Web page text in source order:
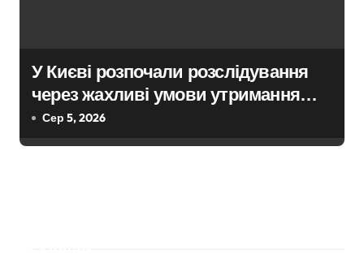
У Києві розпочали розслідування
через жахливі умови утримання
близько 30 втомлених доберманів у
Сер 5, 2026